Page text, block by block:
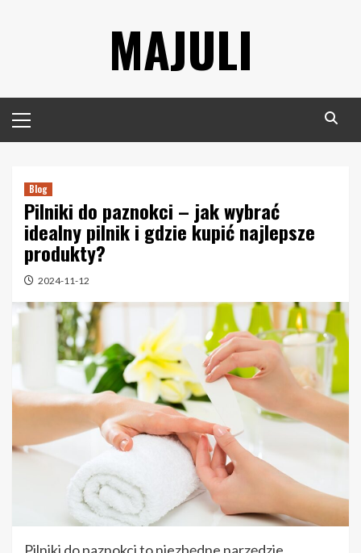
MAJULI
Menu
Blog
Pilniki do paznokci – jak wybrać
idealny pilnik i gdzie kupić najlepsze
produkty?
2024-11-12